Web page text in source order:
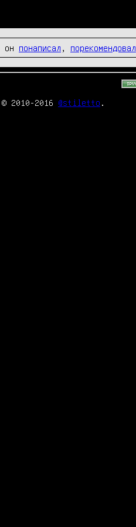
он понаписал порекомендовал
© 2010-2016 @stiletto